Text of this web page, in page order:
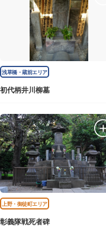
浅草橋・蔵前エリア
初代柄井川柳墓
上野・御徒町エリア
彰義隊戦死者碑